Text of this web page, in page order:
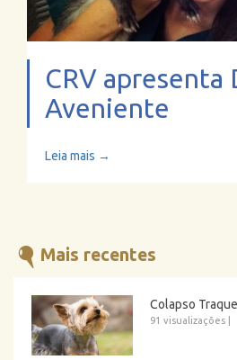
CRV apresenta
Aveniente
Leia mais →
Mais recentes
Colapso
91 visualizações